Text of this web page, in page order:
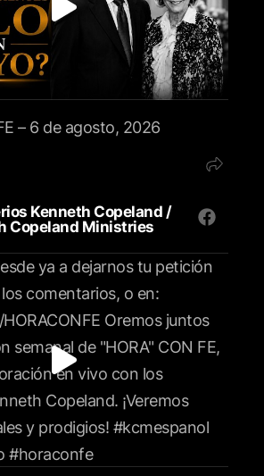
– 6 de agosto, 2026
Kenneth Copeland /
Copeland Ministries